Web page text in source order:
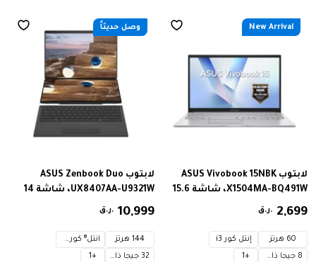
New Arrival
لابتوب ASUS Vivobook 15NBK
X1504MA-BQ491W، شاشة 15.6
60 هرتز، معالج Intel® Core™ 304
بسرعة 1.5 جيجاهرتز، معالج
ر.ق. 2,699
60 هرتز
إنتل كور i3
8 جيجا ذاكرة
+
1
وصل حديثاً
لابتوب ASUS Zenbook Duo
UX8407AA-U9321W، شاشة 14
هرتز، معالج Intel® Core™ Ultra 9
386H بسرعة 2.1 جيجاهرتز، معالج
ر.ق. 10,999
144 هرتز
انتل® كور™ الترا 9
32 جيجا ذاكرة
+
1